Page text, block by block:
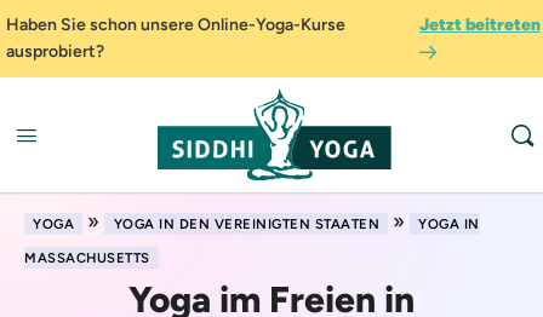
Haben Sie schon unsere Online-Yoga-Kurse
ausprobiert?
Jetzt beitreten
YOGA » YOGA IN DEN VEREINIGTEN STAATEN »
YOGA IN
MASSACHUSETTS
Yoga im Freien in